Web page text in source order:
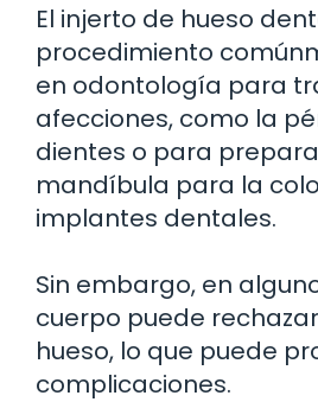
El injerto de hueso
procedimiento
en odontología para
afecciones, como la
dientes o para
mandíbula para la
implantes dentales.
Sin embargo, en
cuerpo puede
hueso, lo que puede
complicaciones.